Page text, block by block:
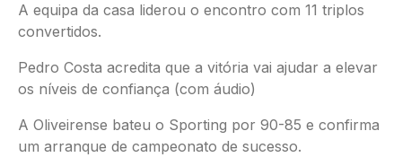
A equipa da casa liderou o encontro com 11 triplos
convertidos.
Pedro Costa acredita que a vitória vai ajudar a elevar
os níveis de confiança (com áudio)
A Oliveirense bateu o Sporting por 90-85 e confirma
um arranque de campeonato de sucesso.